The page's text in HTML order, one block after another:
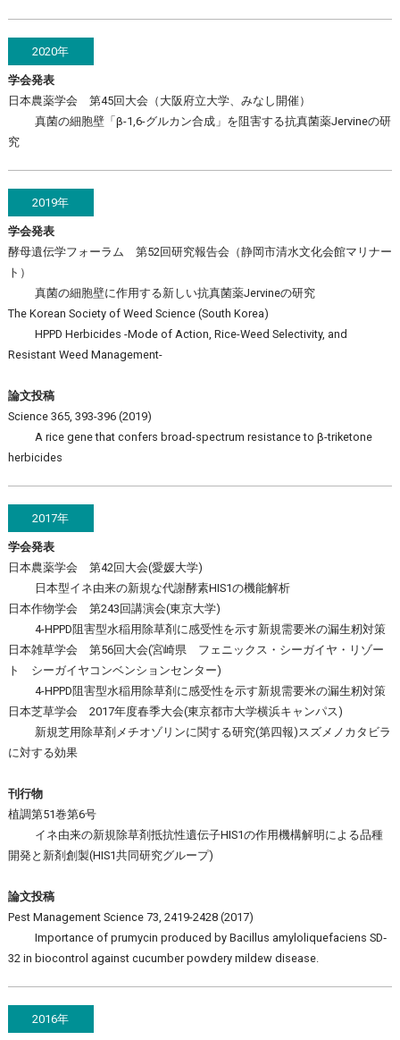
2020年
学会発表
日本農薬学会 第45回大会（大阪府立大学、みなし開催）
真菌の細胞壁「β-1,6-グルカン合成」を阻害する抗真菌薬Jervineの研
究
2019年
学会発表
酵母遺伝学フォーラム 第52回研究報告会（静岡市清水文化会館マリナー
ト）
真菌の細胞壁に作用する新しい抗真菌薬Jervineの研究
The Korean Society of Weed Science (South Korea)
HPPD Herbicides -Mode of Action, Rice-Weed Selectivity, and
Resistant Weed Management-
論文投稿
Science 365, 393-396 (2019)
A rice gene that confers broad-spectrum resistance to β-triketone
herbicides
2017年
学会発表
日本農薬学会 第42回大会(愛媛大学)
日本型イネ由来の新規な代謝酵素HIS1の機能解析
日本作物学会 第243回講演会(東京大学)
4-HPPD阻害型水稲用除草剤に感受性を示す新規需要米の漏生籾対策
日本雑草学会 第56回大会(宮崎県 フェニックス・シーガイヤ・リゾー
ト シーガイヤコンベンションセンター)
4-HPPD阻害型水稲用除草剤に感受性を示す新規需要米の漏生籾対策
日本芝草学会 2017年度春季大会(東京都市大学横浜キャンパス)
新規芝用除草剤メチオゾリンに関する研究(第四報)スズメノカタビラ
に対する効果
刊行物
植調第51巻第6号
イネ由来の新規除草剤抵抗性遺伝子HIS1の作用機構解明による品種
開発と新剤創製(HIS1共同研究グループ)
論文投稿
Pest Management Science 73, 2419-2428 (2017)
Importance of prumycin produced by Bacillus amyloliquefaciens SD‐
32 in biocontrol against cucumber powdery mildew disease.
2016年